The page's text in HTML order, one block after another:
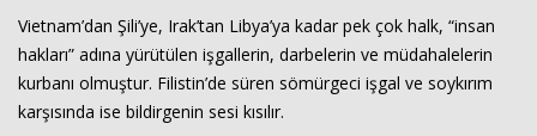
Vietnam’dan Şili’ye, Irak’tan Libya’ya kadar pek çok halk, “insan
hakları” adına yürütülen işgallerin, darbelerin ve müdahalelerin
kurbanı olmuştur. Filistin’de süren sömürgeci işgal ve soykırım
karşısında ise bildirgenin sesi kısılır.